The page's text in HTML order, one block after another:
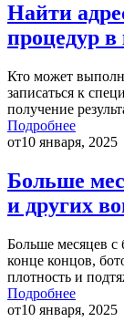
Найти
процедур
Кто может
записаться к
получение
Подробнее
от10 января, 2025
Больше
и других
Больше месяцев с
конце концов,
плотность и
Подробнее
от10 января, 2025